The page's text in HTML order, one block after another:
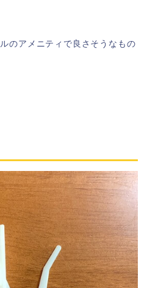
のアメニティで良さそうなもの